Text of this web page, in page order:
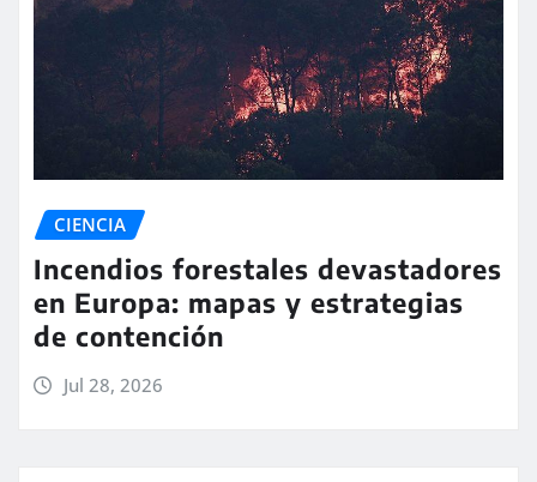
CIENCIA
Incendios forestales devastadores
en Europa: mapas y estrategias
de contención
Jul 28, 2026